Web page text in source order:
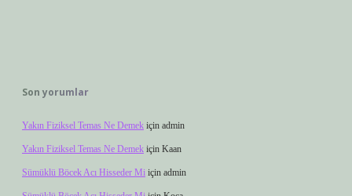
Son yorumlar
Yakın Fiziksel Temas Ne Demek için admin
Yakın Fiziksel Temas Ne Demek için Kaan
Sümüklü Böcek Acı Hisseder Mi için admin